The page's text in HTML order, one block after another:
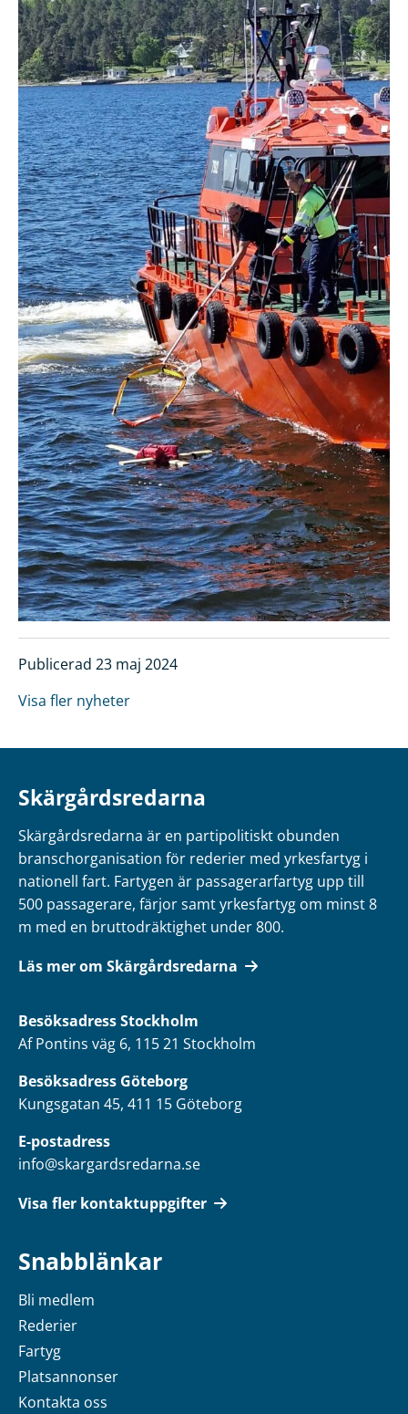
Publicerad 23 maj 2024
Visa fler nyheter
Skärgårdsredarna
Skärgårdsredarna är en partipolitiskt obunden
branschorganisation för rederier med yrkesfartyg i
nationell fart. Fartygen är passagerarfartyg upp till
500 passagerare, färjor samt yrkesfartyg om minst 8
m med en bruttodräktighet under 800.
Läs mer om Skärgårdsredarna
BesöksadressStockholm
Af Pontins väg 6, 115 21 Stockholm
Besöksadress Göteborg
Kungsgatan 45, 411 15 Göteborg
E-postadress
info@skargardsredarna.se
Visa fler kontaktuppgifter
Snabblänkar
Bli medlem
Rederier
Fartyg
Platsannonser
Kontakta oss